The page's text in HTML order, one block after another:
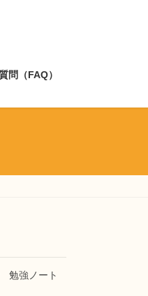
問（FAQ）
勉強ノート